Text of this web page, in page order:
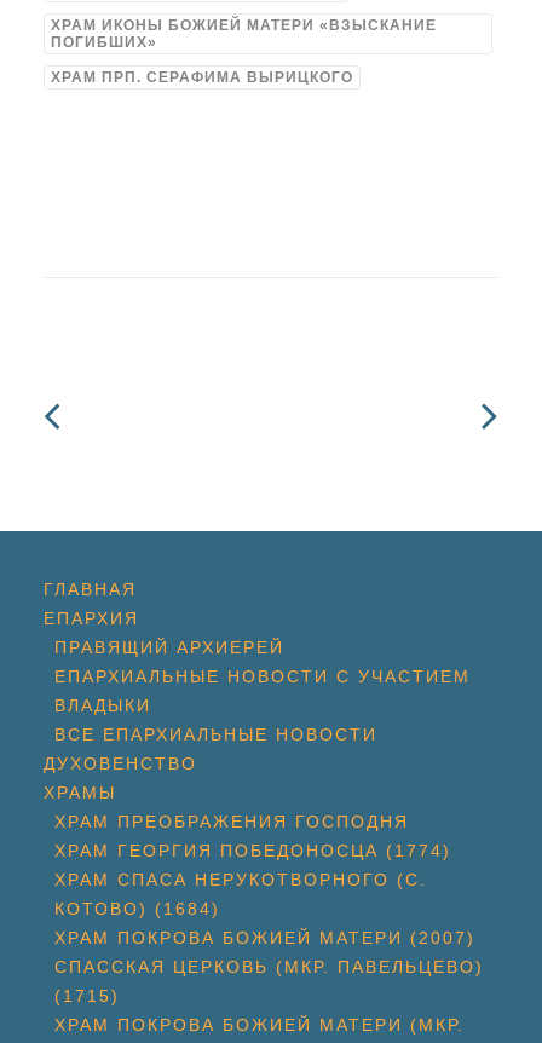
ХРАМ ИКОНЫ БОЖИЕЙ МАТЕРИ «ВЗЫСКАНИЕ
ПОГИБШИХ»
ХРАМ ПРП. СЕРАФИМА ВЫРИЦКОГО
ГЛАВНАЯ
ЕПАРХИЯ
ПРАВЯЩИЙ АРХИЕРЕЙ
ЕПАРХИАЛЬНЫЕ НОВОСТИ С УЧАСТИЕМ
ВЛАДЫКИ
ВСЕ ЕПАРХИАЛЬНЫЕ НОВОСТИ
ДУХОВЕНСТВО
ХРАМЫ
ХРАМ ПРЕОБРАЖЕНИЯ ГОСПОДНЯ
ХРАМ ГЕОРГИЯ ПОБЕДОНОСЦА (1774)
ХРАМ СПАСА НЕРУКОТВОРНОГО (С.
КОТОВО) (1684)
ХРАМ ПОКРОВА БОЖИЕЙ МАТЕРИ (2007)
СПАССКАЯ ЦЕРКОВЬ (МКР. ПАВЕЛЬЦЕВО)
(1715)
ХРАМ ПОКРОВА БОЖИЕЙ МАТЕРИ (МКР.